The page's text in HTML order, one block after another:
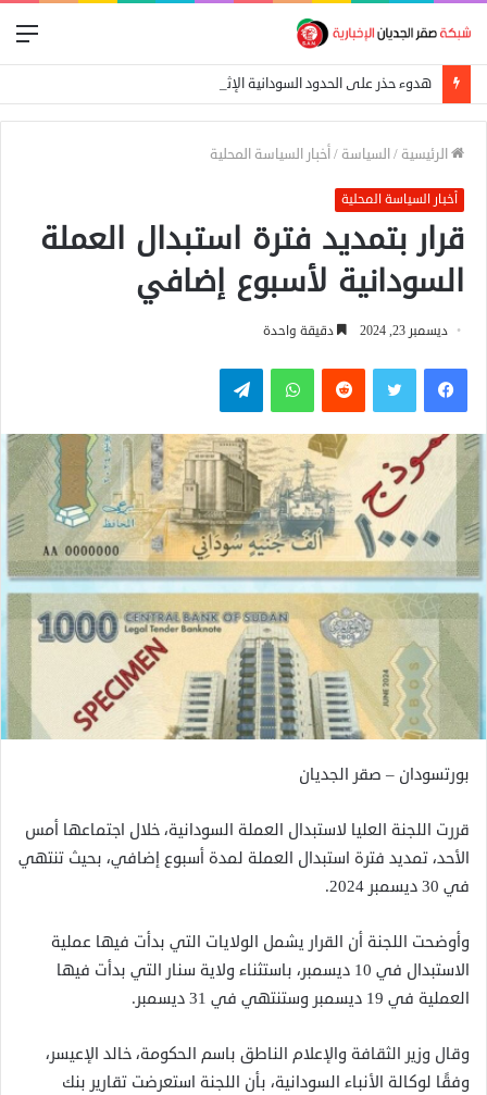
الرئيسية /السياسة /أخبار السياسة المحلية
أخبار السياسة المحلية
قرار بتمديد فترة استبدال العملة
السودانية لأسبوع إضافي
ديسمبر 23, 2024 دقيقة واحدة
فيسبوكتويتر واتساب تيلقرام
بورتسودان – صقر الجديان
قررت اللجنة العليا لاستبدال العملة السودانية، خلال اجتماعها أمس
الأحد، تمديد فترة استبدال العملة لمدة أسبوع إضافي، بحيث تنتهي
في 30 ديسمبر 2024.
وأوضحت اللجنة أن القرار يشمل الولايات التي بدأت فيها عملية
الاستبدال في 10 ديسمبر، باستثناء ولاية سنار التي بدأت فيها
العملية في 19 ديسمبر وستنتهي في 31 ديسمبر.
وقال وزير الثقافة والإعلام الناطق باسم الحكومة، خالد الإعيسر،
وفقًا لوكالة الأنباء السودانية، بأن اللجنة استعرضت تقارير بنك